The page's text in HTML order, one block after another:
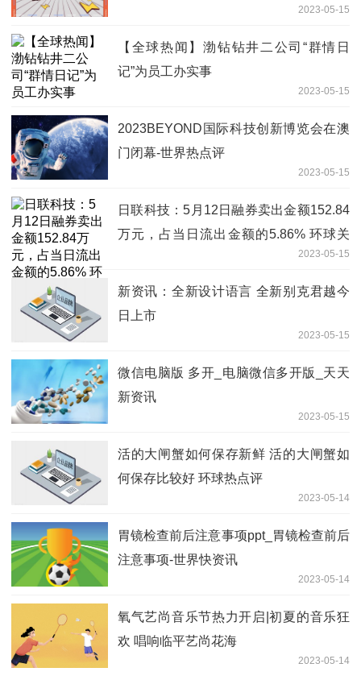
2023-05-15
【全球热闻】渤钻钻井二公司“群情日
记”为员工办实事
2023-05-15
2023BEYOND国际科技创新博览会在澳
门闭幕-世界热点评
2023-05-15
日联科技：5月12日融券卖出金额152.84
万元，占当日流出金额的5.86% 环球关
2023-05-15
新资讯：全新设计语言 全新别克君越今
日上市
2023-05-15
微信电脑版 多开_电脑微信多开版_天天
新资讯
2023-05-15
活的大闸蟹如何保存新鲜 活的大闸蟹如
何保存比较好 环球热点评
2023-05-14
胃镜检查前后注意事项ppt_胃镜检查前后
注意事项-世界快资讯
2023-05-14
氧气艺尚音乐节热力开启|初夏的音乐狂
欢 唱响临平艺尚花海
2023-05-14